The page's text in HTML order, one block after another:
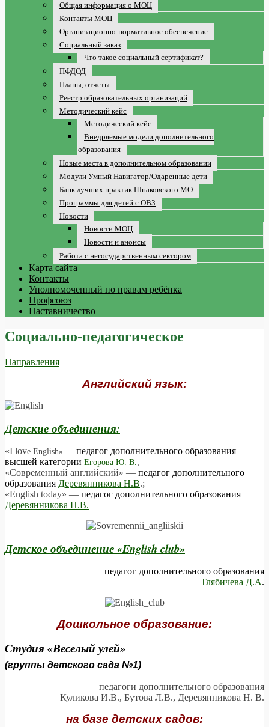
Общая информация о МОЦ
Контакты МОЦ
Организационно-нормативное обеспечение
Социальный заказ
Что такое социальный сертификат?
ПФДОД
Планы, отчеты
Реестр образовательных организаций
Методический кейс
Методический кейс
Внедряемые модели дополнительного
образования
Новые места в дополнительном образовании
Модули Умный Навигатор/Одаренные дети
Банк лучших практик Шпаковского МО
Программы для детей с ОВЗ
Новости
Новости МОЦ
Новости и анонсы
Работа с негосударственным сектором
Карта сайта
Контакты
Уполномоченный по правам ребёнка
Профсоюз
Наставничество
Социально-педагогическое
Направления
Английский язык:
Детские объединения:
«I love English» — педагог дополнительного образования
высшей категории Егорова Ю. В. ;
«Современный английский» — педагог дополнительного
образования Деревянникова Н.В.;
«English today» — педагог дополнительного образования
Деревянникова Н.В.
Детское объединение «English club»
педагог дополнительного образования
Тлябичева Д.А.
Дошкольное образование:
Студия «Веселый улей»
(группы детского сада №1)
педагоги дополнительного образования
Куликова И.В., Бутова Л.В., Деревянникова Н. В.
на базе детских садов: